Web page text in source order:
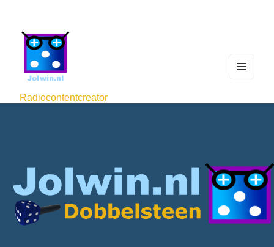
Radiocontentcreator
WIDG